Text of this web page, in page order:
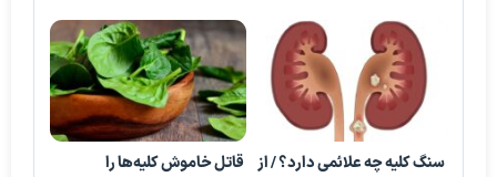
سنگ کلیه چه علائمی دارد؟ / از قاتل خاموش کلیه‌ها را